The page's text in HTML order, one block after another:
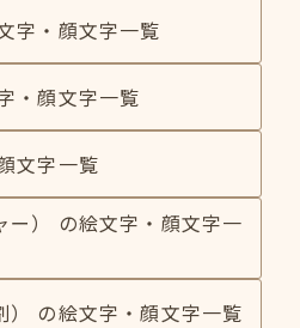
字・顔文字一覧
・顔文字一覧
文字一覧
ー） の絵文字・顔文字一
） の絵文字・顔文字一覧